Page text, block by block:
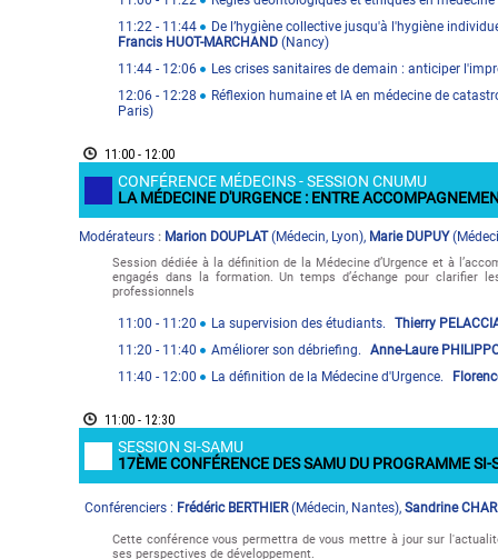
11:22 - 11:44
De l’hygiène collective jusqu'à l'hygiène
Francis HUOT-MARCHAND (Nancy)
11:44 - 12:06
Les crises sanitaires de demain : anticiper
12:06 - 12:28
Réflexion humaine et IA en médecine de
Paris)
11:00 - 12:00
CONFÉRENCE MÉDECINS - SESSION CNUMU
LA MÉDECINE D'URGENCE : ENTRE
Modérateurs : Marion DOUPLAT(Médecin, Lyon), Marie DUPUY(
Session dédiée à la définition de la Médecine d’Urgence et à
engagés dans la formation. Un temps d’échange pour clarifier
professionnels
11:00 - 11:20 La supervision des étudiants.
Thierry
11:20 - 11:40 Améliorer son débriefing.
Anne-Laure
11:40 - 12:00 La définition de la Médecine d'Urgence.
11:00 - 12:30
SESSION SI-SAMU
17ÈME CONFÉRENCE DES SAMU DU PROGRAMME SI-
Conférenciers : Frédéric BERTHIER(Médecin, Nantes), Sandrine
Cette conférence vous permettra de vous mettre à jour sur
ses perspectives de développement.